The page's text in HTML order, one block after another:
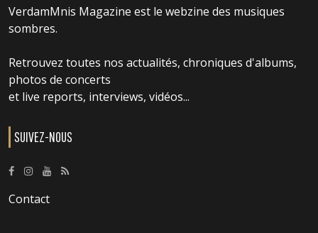
VerdamMnis Magazine est le webzine des musiques
sombres.
Retrouvez toutes nos actualités, chroniques d'albums,
photos de concerts
et live reports, interviews, vidéos...
SUIVEZ-NOUS
Contact